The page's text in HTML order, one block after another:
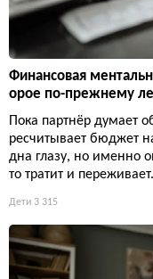
Финансовая
орое по-прежнему
Пока партнёр думает
ресчитывает бюджет
дна глазу, но именно
то тратит и переживает.
Дети 3 315